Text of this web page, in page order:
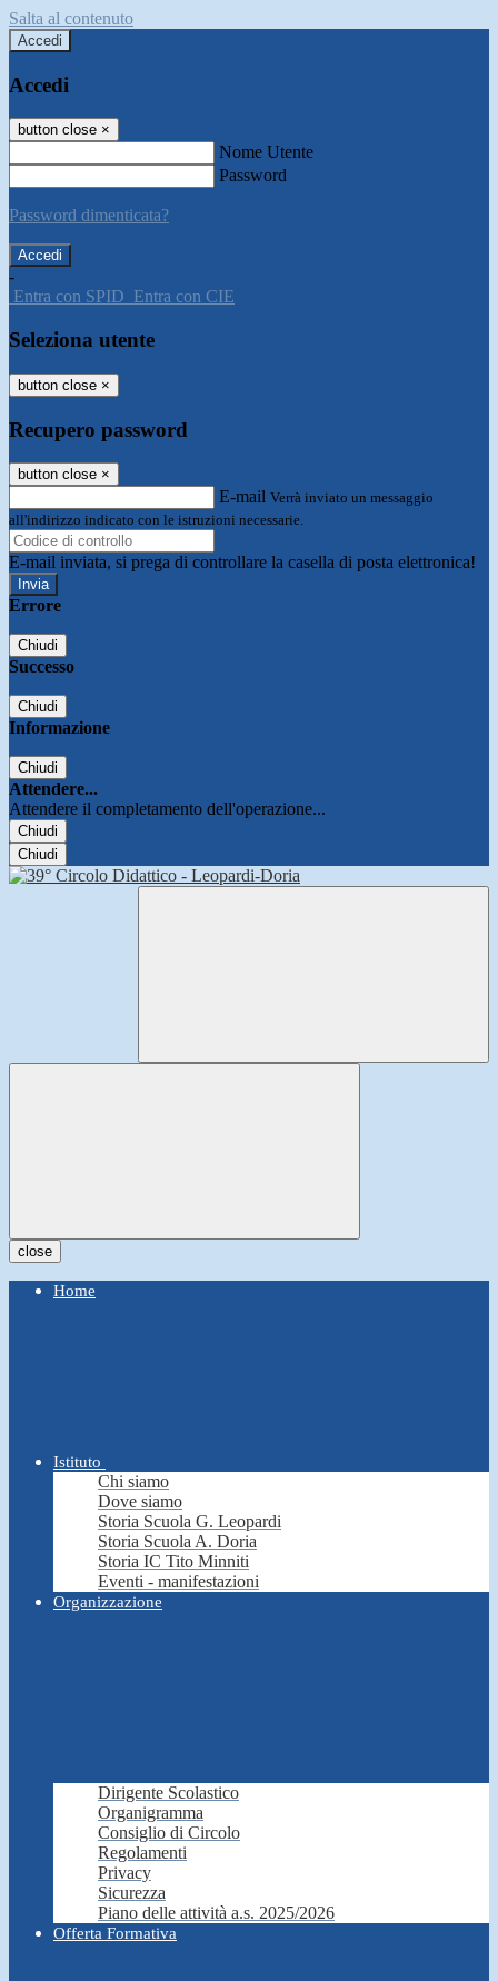
Salta al contenuto
Accedi
Accedi
button close ×
Nome Utente
Password
Password dimenticata?
-
Entra con SPID Entra con CIE
Seleziona utente
button close ×
Recupero password
button close ×
E-mail Verrà inviato un messaggio
all'indirizzo indicato con le istruzioni necessarie.
E-mail inviata, si prega di controllare la casella di posta elettronica!
Errore
Chiudi
Successo
Chiudi
Informazione
Chiudi
Attendere...
Attendere il completamento dell'operazione...
Chiudi
Chiudi
close
Home
Istituto
Chi siamo
Dove siamo
Storia Scuola G. Leopardi
Storia Scuola A. Doria
Storia IC Tito Minniti
Eventi - manifestazioni
Organizzazione
Dirigente Scolastico
Organigramma
Consiglio di Circolo
Regolamenti
Privacy
Sicurezza
Piano delle attività a.s. 2025/2026
Offerta Formativa